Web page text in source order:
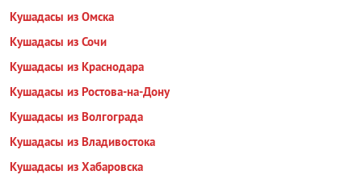
Кушадасы из Омска
Кушадасы из Сочи
Кушадасы из Краснодара
Кушадасы из Ростова-на-Дону
Кушадасы из Волгограда
Кушадасы из Владивостока
Кушадасы из Хабаровска